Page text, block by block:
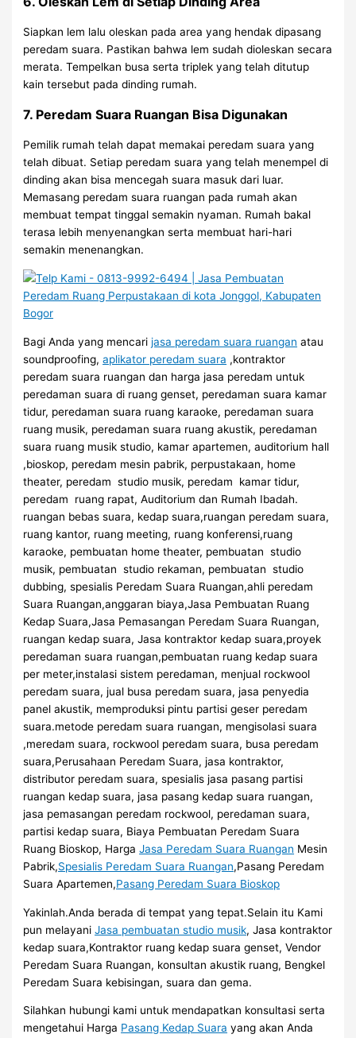
Siapkan lem lalu oleskan pada area yang hendak dipasang
peredam suara. Pastikan bahwa lem sudah dioleskan secara
merata. Tempelkan busa serta triplek yang telah ditutup
kain tersebut pada dinding rumah.
7. Peredam Suara Ruangan Bisa Digunakan
Pemilik rumah telah dapat memakai peredam suara yang
telah dibuat. Setiap peredam suara yang telah menempel di
dinding akan bisa mencegah suara masuk dari luar.
Memasang peredam suara ruangan pada rumah akan
membuat tempat tinggal semakin nyaman. Rumah bakal
terasa lebih menyenangkan serta membuat hari-hari
semakin menenangkan.
Bagi Anda yang mencarijasa peredam suara ruangan atau
soundproofing,aplikator peredam suara ,kontraktor
peredam suara ruangan dan harga jasa peredam untuk
peredaman suara di ruang genset, peredaman suara kamar
tidur, peredaman suara ruang karaoke, peredaman suara
ruang musik, peredaman suara ruang akustik, peredaman
suara ruang musik studio, kamar apartemen, auditorium hall
,bioskop, peredam mesin pabrik, perpustakaan, home
theater, peredam studio musik, peredam kamar tidur,
peredam ruang rapat, Auditorium dan Rumah Ibadah.
ruangan bebas suara, kedap suara,ruangan peredam suara,
ruang kantor, ruang meeting, ruang konferensi,ruang
karaoke, pembuatan home theater, pembuatan studio
musik, pembuatan studio rekaman, pembuatan studio
dubbing, spesialis Peredam Suara Ruangan,ahli peredam
Suara Ruangan,anggaran biaya,Jasa Pembuatan Ruang
Kedap Suara,Jasa Pemasangan Peredam Suara Ruangan,
ruangan kedap suara, Jasa kontraktor kedap suara,proyek
peredaman suara ruangan,pembuatan ruang kedap suara
per meter,instalasi sistem peredaman, menjual rockwool
peredam suara, jual busa peredam suara, jasa penyedia
panel akustik, memproduksi pintu partisi geser peredam
suara.metode peredam suara ruangan, mengisolasi suara
,meredam suara, rockwool peredam suara, busa peredam
suara,Perusahaan Peredam Suara, jasa kontraktor,
distributor peredam suara, spesialis jasa pasang partisi
ruangan kedap suara, jasa pasang kedap suara ruangan,
jasa pemasangan peredam rockwool, peredaman suara,
partisi kedap suara, Biaya Pembuatan Peredam Suara
Ruang Bioskop, HargaJasa Peredam Suara Ruangan Mesin
Pabrik,Spesialis Peredam Suara Ruangan,Pasang Peredam
Suara Apartemen,Pasang Peredam Suara Bioskop
Yakinlah.Anda berada di tempat yang tepat.Selain itu Kami
pun melayaniJasa pembuatan studio musik, Jasa kontraktor
kedap suara,Kontraktor ruang kedap suara genset, Vendor
Peredam Suara Ruangan, konsultan akustik ruang, Bengkel
Peredam Suara kebisingan, suara dan gema.
Silahkan hubungi kami untuk mendapatkan konsultasi serta
mengetahui Harga Pasang Kedap Suara yang akan Anda